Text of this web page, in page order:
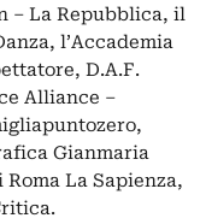
– La Repubblica, il
l’Accademia
D.A.F.
Alliance –
Gianmaria
La Sapienza,